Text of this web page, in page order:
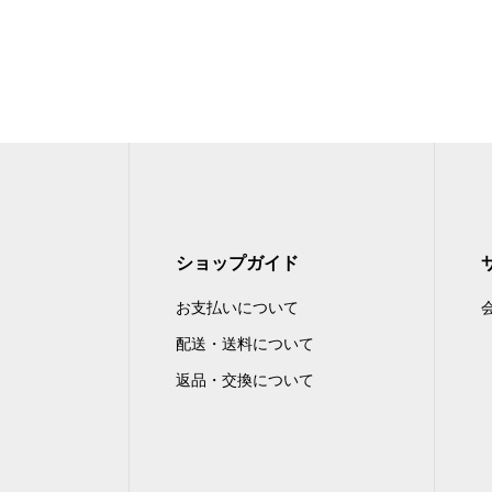
ショップガイド
お支払いについて
配送・送料について
返品・交換について